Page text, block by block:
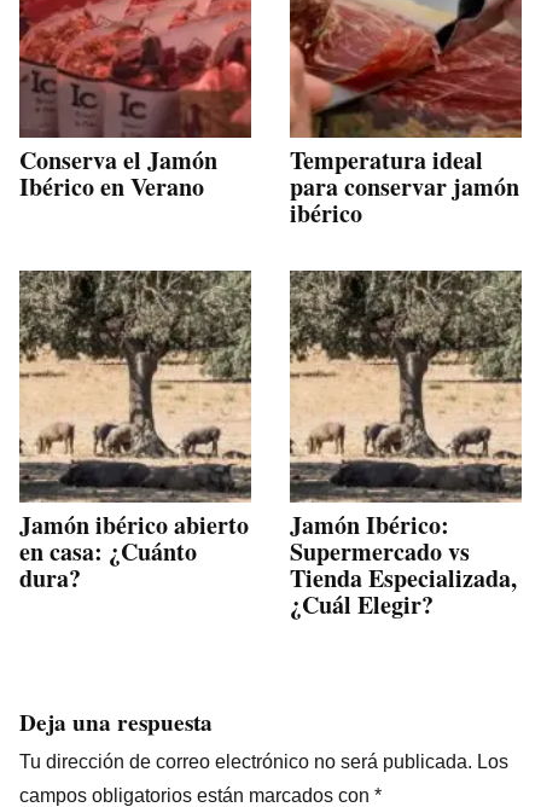
Conserva el Jamón
Ibérico en Verano
Temperatura ideal
para conservar jamón
ibérico
Jamón ibérico abierto
en casa: ¿Cuánto
dura?
Jamón Ibérico:
Supermercado vs
Tienda Especializada,
¿Cuál Elegir?
Deja una respuesta
Tu dirección de correo electrónico no será publicada. Los
campos obligatorios están marcados con *